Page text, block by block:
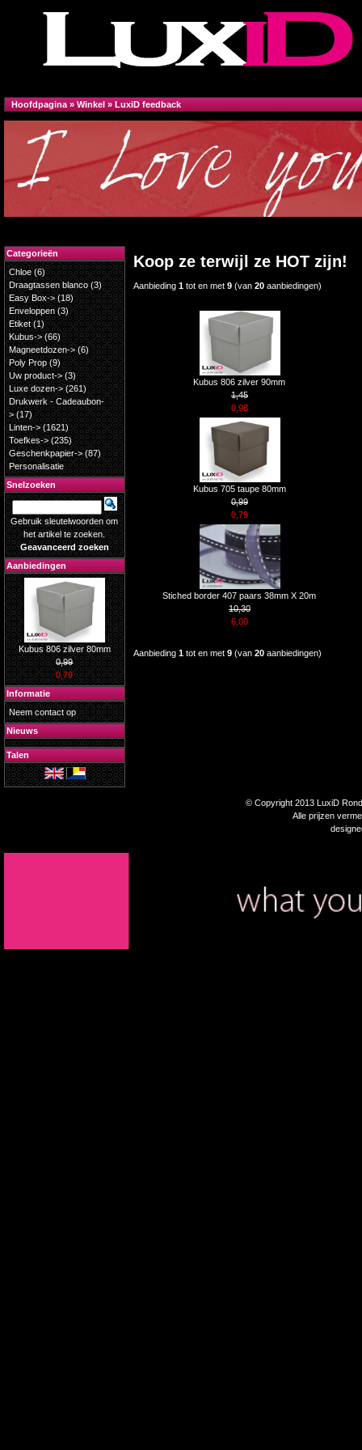
Hoofdpagina » Winkel » LuxiD feedback
Koop ze terwijl ze HOT zijn!
Aanbieding 1 tot en met 9 (van 20 aanbiedingen)
Kubus 806 zilver 90mm
1,45
0,98
Kubus 705 taupe 80mm
0,99
0,79
Stiched border 407 paars 38mm X 20m
10,30
6,00
Aanbieding 1 tot en met 9 (van 20 aanbiedingen)
Categorieën
Chloe(6)
Draagtassen blanco (3)
Easy Box-> (18)
Enveloppen(3)
Etiket (1)
Kubus-> (66)
Magneetdozen->(6)
Poly Prop (9)
Uw product-> (3)
Luxe dozen->(261)
Drukwerk - Cadeaubon-
> (17)
Linten->(1621)
Toefkes->(235)
Geschenkpapier->(87)
Personalisatie
Snelzoeken
Gebruik sleutelwoorden om
het artikel te zoeken.
Geavanceerd zoeken
Aanbiedingen
Kubus 806 zilver 80mm
0,99
0,79
Informatie
Neem contact op
Nieuws
Talen
© Copyright 2013 LuxiD
Alle prijzen